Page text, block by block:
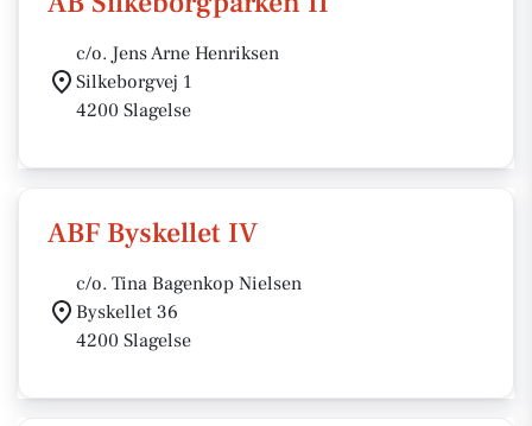
c/o. Jens Arne Henriksen
Silkeborgvej 1
4200 Slagelse
ABF Byskellet IV
c/o. Tina Bagenkop Nielsen
Byskellet 36
4200 Slagelse